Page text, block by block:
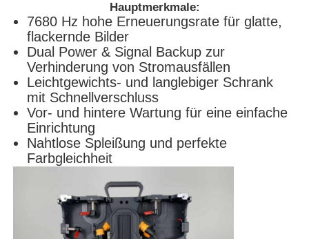
Hauptmerkmale:
7680 Hz hohe Erneuerungsrate für glatte,
flackernde Bilder
Dual Power & Signal Backup zur
Verhinderung von Stromausfällen
Leichtgewichts- und langlebiger Schrank
mit Schnellverschluss
Vor- und hintere Wartung für eine einfache
Einrichtung
Nahtlose Spleißung und perfekte
Farbgleichheit